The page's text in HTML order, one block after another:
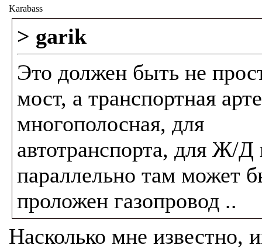
Karabass
> garik
Это должен быть не
мост, а транспортная
многополосная, для
автотранспорта, для Ж/Д
параллельно там может
проложен газопровод ..
Насколько мне известно,